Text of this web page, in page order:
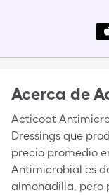
Acerca de
Acticoat
Dressings que
precio promedio
Antimicrobial es
almohadilla, pero